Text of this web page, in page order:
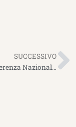
SUCCESSIVO
XXIII Conferenza Nazionale Compostaggio e Digestione Anaerobica 2021